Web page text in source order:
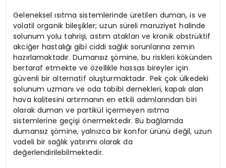
Geleneksel ısıtma sistemlerinde üretilen duman, is ve
volatil organik bileşikler; uzun süreli maruziyet halinde
solunum yolu tahrişi, astım atakları ve kronik obstrüktif
akciğer hastalığı gibi ciddi sağlık sorunlarına zemin
hazırlamaktadır. Dumansız şömine, bu riskleri kökünden
bertaraf etmekte ve özellikle hassas bireyler için
güvenli bir alternatif oluşturmaktadır. Pek çok ülkedeki
solunum uzmanı ve oda tabibi dernekleri, kapalı alan
hava kalitesini artırmanın en etkili adımlarından biri
olarak duman ve partikül içermeyen ısıtma
sistemlerine geçişi önermektedir. Bu bağlamda
dumansız şömine, yalnızca bir konfor ürünü değil, uzun
vadeli bir sağlık yatırımı olarak da
değerlendirilebilmektedir.